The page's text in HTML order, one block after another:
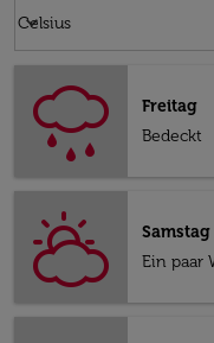
Celsius
keyboard_arrow_down
Freitag
Bedeckt
Samstag
Ein paar